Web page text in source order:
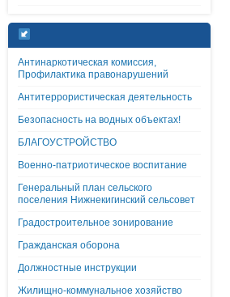
Антинаркотическая комиссия,
Профилактика правонарушений
Антитеррористическая деятельность
Безопасность на водных объектах!
БЛАГОУСТРОЙСТВО
Военно-патриотическое воспитание
Генеральный план сельского
поселения Нижнекигинский сельсовет
Градостроительное зонирование
Гражданская оборона
Должностные инструкции
Жилищно-коммунальное хозяйство